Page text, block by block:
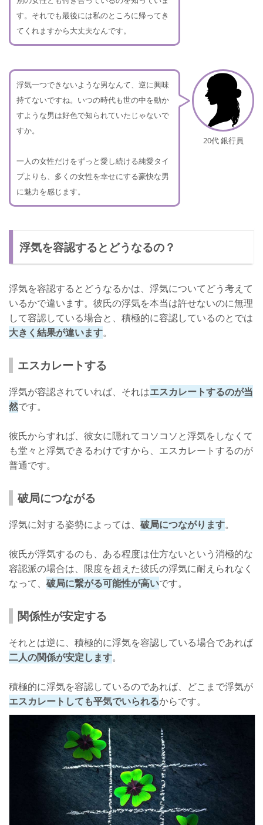
す。それでも最後には私のところに帰ってき
てくれますから大丈夫なんです。
20代 銀行員
浮気一つできないような男なんて、逆に興味
持てないですね。いつの時代も世の中を動か
すような男は好色で知られていたじゃないで
すか。
一人の女性だけをずっと愛し続ける純愛タイ
プよりも、多くの女性を幸せにする豪快な男
に魅力を感じます。
浮気を容認するとどうなるの？
浮気を容認するとどうなるかは、浮気についてどう考えて
いるかで違います。彼氏の浮気を本当は許せないのに無理
して容認している場合と、積極的に容認しているのとでは
大きく結果が違います。
エスカレートする
浮気が容認されていれば、それはエスカレートするのが当
然です。
彼氏からすれば、彼女に隠れてコソコソと浮気をしなくて
も堂々と浮気できるわけですから、エスカレートするのが
普通です。
破局につながる
浮気に対する姿勢によっては、 破局につながります。
彼氏が浮気するのも、ある程度は仕方ないという消極的な
容認派の場合は、限度を超えた彼氏の浮気に耐えられなく
なって、 破局に繋がる可能性が高いです。
関係性が安定する
それとは逆に、積極的に浮気を容認している場合であれば
二人の関係が安定します。
積極的に浮気を容認しているのであれば、どこまで浮気が
エスカレートしても平気でいられるからです。